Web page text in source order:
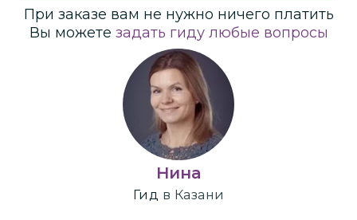
При заказе вам не нужно ничего платить
Вы можете задать гиду любые вопросы
Нина
Гид в Казани